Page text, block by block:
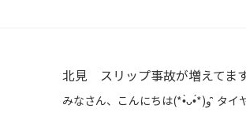
北見 スリップ事故が増えてま